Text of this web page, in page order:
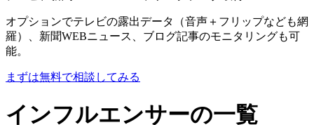
オプションでテレビの露出データ（音声＋フリップなども網
羅）、新聞WEBニュース、ブログ記事のモニタリングも可
能。
まずは無料で相談してみる
インフルエンサーの一覧